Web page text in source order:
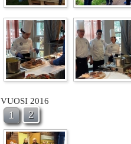
VUOSI 2016
1 2